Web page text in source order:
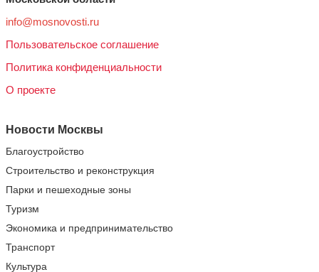
info@mosnovosti.ru
Пользовательское соглашение
Политика конфиденциальности
О проекте
Новости Москвы
Благоустройство
Строительство и реконструкция
Парки и пешеходные зоны
Туризм
Экономика и предпринимательство
Транспорт
Культура